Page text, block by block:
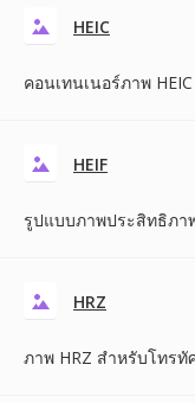
HEIC
คอนเทนเนอร์ภาพ HEIC
HEIF
รูปแบบภาพประสิทธิภา
HRZ
ภาพ HRZ สำหรับโทร